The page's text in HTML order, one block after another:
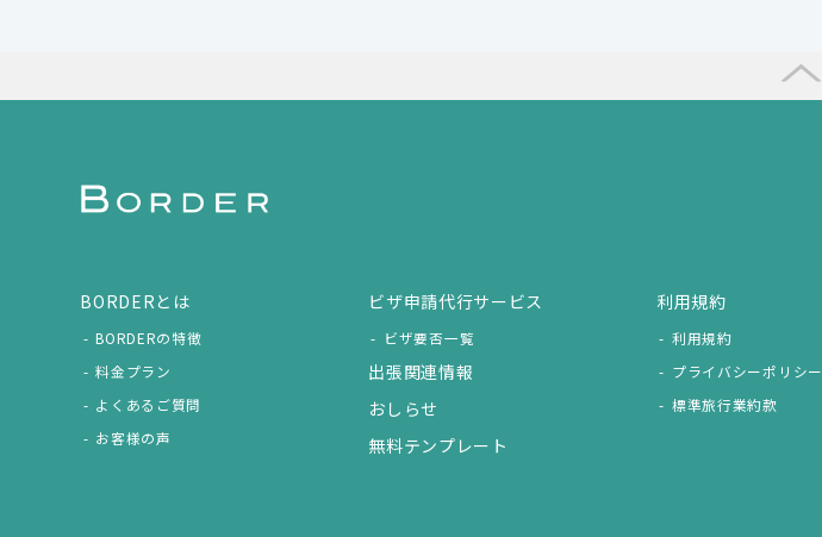
BORDERとは
BORDERの特徴
料金プラン
よくあるご質問
お客様の声
ビザ申請代行サービス
ビザ要否一覧
出張関連情報
おしらせ
無料テンプレート
利用規約
利用規約
プライバシーポリシー
標準旅行業約款